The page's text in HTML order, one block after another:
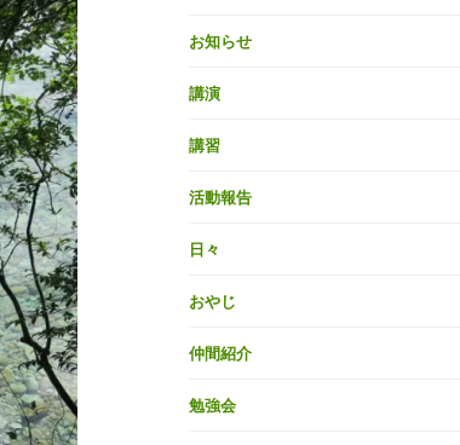
お知らせ
講演
講習
活動報告
日々
おやじ
仲間紹介
勉強会